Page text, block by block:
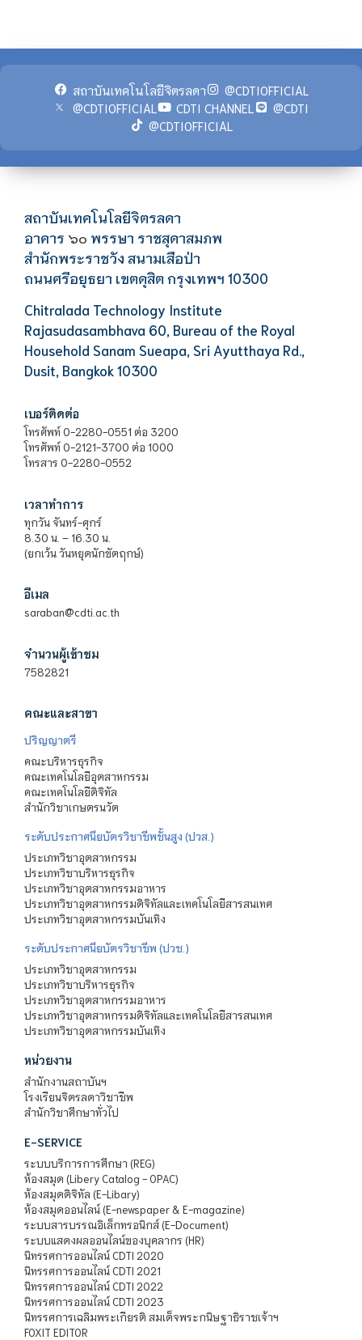
สถาบันเทคโนโลยีจิตรลดา
@CDTIOFFICIAL
@CDTIOFFICIAL
CDTI CHANNEL
@CDTI
@CDTIOFFICIAL
สถาบันเทคโนโลยีจิตรลดา
อาคาร ๖๐ พรรษา ราชสุดาสมภพ
สำนักพระราชวัง สนามเสือป่า
ถนนศรีอยุธยา เขตดุสิต กรุงเทพฯ 10300
Chitralada Technology Institute
Rajasudasambhava 60, Bureau of the Royal
Household Sanam Sueapa, Sri Ayutthaya Rd.,
Dusit, Bangkok 10300
เบอร์ติดต่อ
โทรศัพท์ 0-2280-0551 ต่อ 3200
โทรศัพท์ 0-2121-3700 ต่อ 1000
โทรสาร 0-2280-0552
เวลาทำการ
ทุกวัน จันทร์-ศุกร์
8.30 น. – 16.30 น.
(ยกเว้น วันหยุดนักขัตฤกษ์)
อีเมล
saraban@cdti.ac.th
จำนวนผู้เข้าชม
7582821
คณะและสาขา
ปริญญาตรี
คณะบริหารธุรกิจ
คณะเทคโนโลยีอุตสาหกรรม
คณะเทคโนโลยีดิจิทัล
สำนักวิชาเกษตรนวัต
ระดับประกาศนียบัตรวิชาชีพชั้นสูง (ปวส.)
ประเภทวิชาอุตสาหกรรม
ประเภทวิชาบริหารธุรกิจ
ประเภทวิชาอุตสาหกรรมอาหาร
ประเภทวิชาอุตสาหกรรมดิจิทัลและเทคโนโลยีสารสนเทศ
ประเภทวิชาอุตสาหกรรมบันเทิง
ระดับประกาศนียบัตรวิชาชีพ (ปวช.)
ประเภทวิชาอุตสาหกรรม
ประเภทวิชาบริหารธุรกิจ
ประเภทวิชาอุตสาหกรรมอาหาร
ประเภทวิชาอุตสาหกรรมดิจิทัลและเทคโนโลยีสารสนเทศ
ประเภทวิชาอุตสาหกรรมบันเทิง
หน่วยงาน
สำนักงานสถาบันฯ
โรงเรียนจิตรลดาวิชาชีพ
สำนักวิชาศึกษาทั่วไป
E-SERVICE
ระบบบริการการศึกษา (REG)
ห้องสมุด (Libery Catalog - OPAC)
ห้องสมุดดิจิทัล (E-Libary)
ห้องสมุดออนไลน์ (E-newspaper & E-magazine)
ระบบสารบรรณอิเล็กทรอนิกส์ (E-Document)
ระบบแสดงผลออนไลน์ของบุคลากร (HR)
นิทรรศการออนไลน์ CDTI 2020
นิทรรศการออนไลน์ CDTI 2021
นิทรรศการออนไลน์ CDTI 2022
นิทรรศการออนไลน์ CDTI 2023
นิทรรศการเฉลิมพระเกียรติ สมเด็จพระกนิษฐาธิราชเจ้าฯ
FOXIT EDITOR